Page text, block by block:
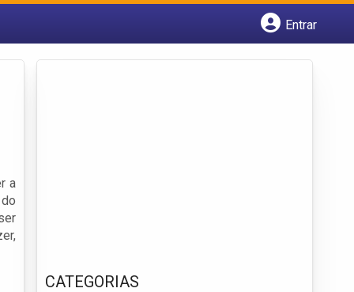
Entrar
a
CATEGORIAS